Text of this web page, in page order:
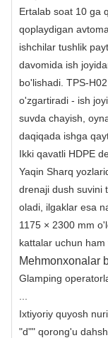
Ertalab soat 10 ga
qoplaydigan
ishchilar tushlik
davomida ish
bo'lishadi. TPS-
o'zgartiradi - ish
suvda chayish,
daqiqada ishga
Ikki qavatli HDPE
Yaqin Sharq
drenaji dush suvini
oladi, ilgaklar esa
1175 × 2300 mm
kattalar uchun ham
Mehmonxonalar
Glamping
Ixtiyoriy quyosh
"d"" qorong'u